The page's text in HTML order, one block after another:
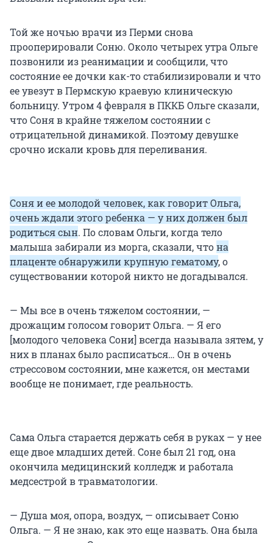
Той же ночью врачи из Перми снова
прооперировали Соню. Около четырех утра Ольге
позвонили из реанимации и сообщили, что
состояние ее дочки как-то стабилизировали и что
ее увезут в Пермскую краевую клиническую
больницу. Утром 4 февраля в ПККБ Ольге сказали,
что Соня в крайне тяжелом состоянии с
отрицательной динамикой. Поэтому девушке
срочно искали кровь для переливания.
Соня и ее молодой человек, как говорит Ольга,
очень ждали этого ребенка — у них должен был
родиться сын. По словам Ольги, когда тело
малыша забирали из морга, сказали, чтона
плаценте обнаружили крупную гематому, о
существовании которой никто не догадывался.
— Мы все в очень тяжелом состоянии, —
дрожащим голосом говорит Ольга. — Я его
[молодого человека Сони] всегда называла зятем, у
них в планах было расписаться… Он в очень
стрессовом состоянии, мне кажется, он местами
вообще не понимает, где реальность.
Сама Ольга старается держать себя в руках — у нее
еще двое младших детей. Соне был 21 год, она
окончила медицинский колледж и работала
медсестрой в травматологии.
— Душа моя, опора, воздух, — описывает Соню
Ольга. — Я не знаю, как это еще назвать. Она была